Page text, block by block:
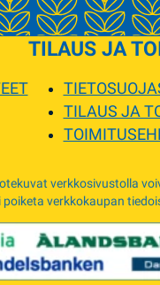
TILAUS JA
TILAUS JA
verkkosivustolla
verkkokaupan